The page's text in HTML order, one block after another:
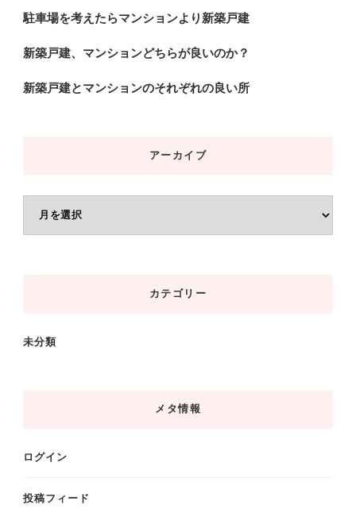
駐車場を考えたらマンションより新築戸建
新築戸建、マンションどちらが良いのか？
新築戸建とマンションのそれぞれの良い所
アーカイブ
カテゴリー
未分類
メタ情報
ログイン
投稿フィード